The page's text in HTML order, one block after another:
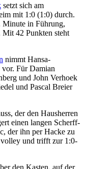
setzt sich am
mit 1:0 (1:0) durch.
Minute in Führung,
42 Punkten steht
nimmt Hansa-
vor. Für Damian
und John Verhoek
und Pascal Breier
der den Hausherren
einen langen Scherff-
der ihn per Hacke zu
und trifft zur 1:0-
den Kasten, auf der